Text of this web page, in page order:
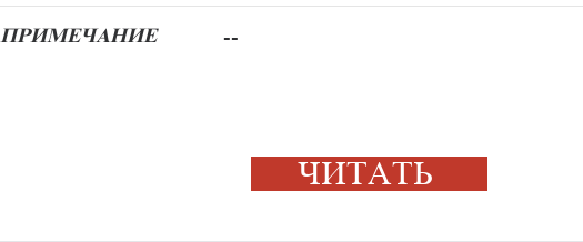
ПРИМЕЧАНИЕ --
ЧИТАТЬ